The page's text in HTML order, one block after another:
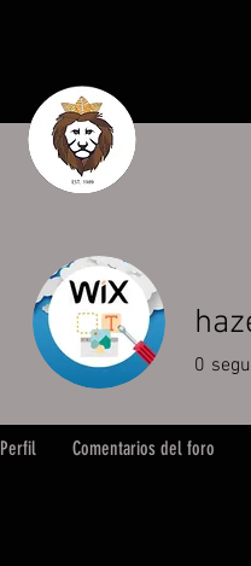
OUR STORY
0
Perfil Comentarios del foro